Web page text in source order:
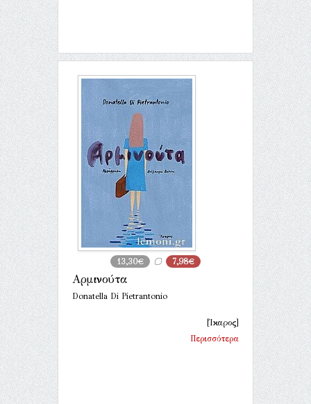
13,30€ 7,98€
Αρμινούτα
Donatella Di Pietrantonio
[Ίκαρος]
Περισσότερα